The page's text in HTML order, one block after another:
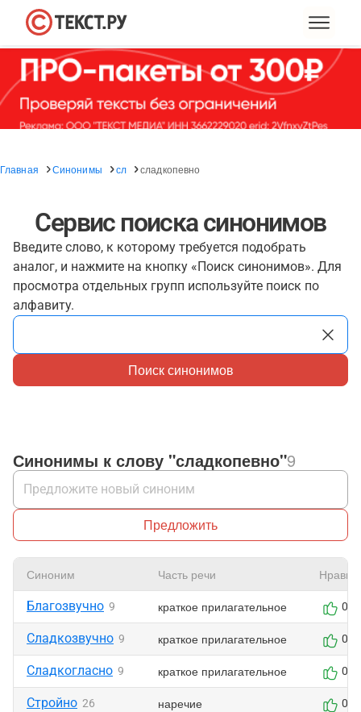
Главная Синонимы сл сладкопевно
Сервис поиска синонимов
Введите слово, к которому требуется подобрать
аналог, и нажмите на кнопку «Поиск синонимов». Для
просмотра отдельных групп используйте поиск по
алфавиту.
Поиск синонимов
Синонимы к слову "сладкопевно"9
Предложить
Синоним Часть речи
Благозвучно 9 краткое прилагательное 0
Сладкозвучно 9 краткое прилагательное 0
Сладкогласно 9 краткое прилагательное 0
Стройно 26 наречие 0